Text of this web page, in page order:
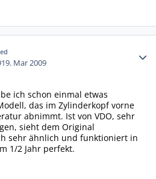
19. Mar 2009
ich schon einmal etwas
das im Zylinderkopf vorne
abnimmt. Ist von VDO, sehr
sieht dem Original
sehr ähnlich und funktioniert in
1/2 Jahr perfekt.